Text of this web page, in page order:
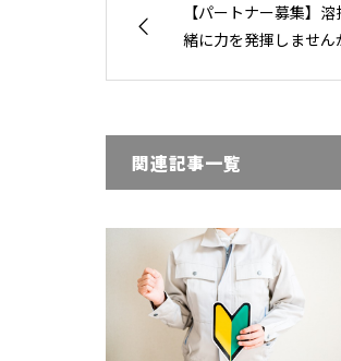
【パートナー募集】
緒に力を発揮しません
関連記事一覧